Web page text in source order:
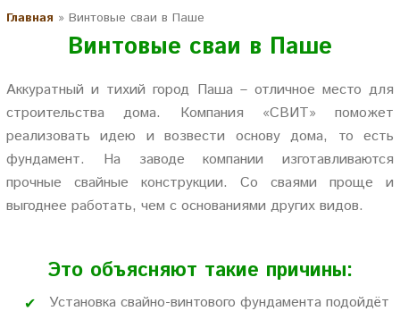
Главная » Винтовые сваи в Паше
Винтовые сваи в Паше
Аккуратный и тихий город Паша – отличное место для
строительства дома. Компания «СВИТ» поможет
реализовать идею и возвести основу дома, то есть
фундамент. На заводе компании изготавливаются
прочные свайные конструкции. Со сваями проще и
выгоднее работать, чем с основаниями других видов.
Это объясняют такие причины:
Установка свайно-винтового фундамента подойдёт